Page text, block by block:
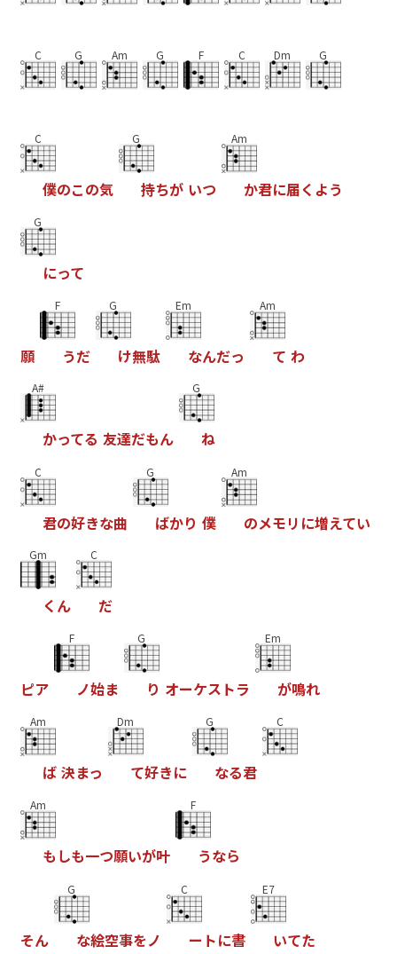
C G Am G F C Dm G
C
僕のこの気
G
持ちが いつ
Am
か君に届く よう
G
にって
願
F
うだ
G
け無駄
Em
なんだっ
Am
て わ
A#
かってる 友達だもん
G
ね
C
君の好きな曲
G
ばかり 僕
Am
のメモリ に増えてい
Gm
く ん
C
だ
ピア
F
ノ始ま
G
り オーケス トラ
Em
が鳴れ
Am
ば 決まっ
Dm
て好きに
G
なる君
C
Am
もしも一つ願いが叶
F
うなら
そん
G
な絵空事をノ
C
ー トに書
E7
いてた